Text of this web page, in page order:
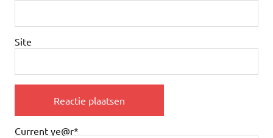
Site
Current ye@r*